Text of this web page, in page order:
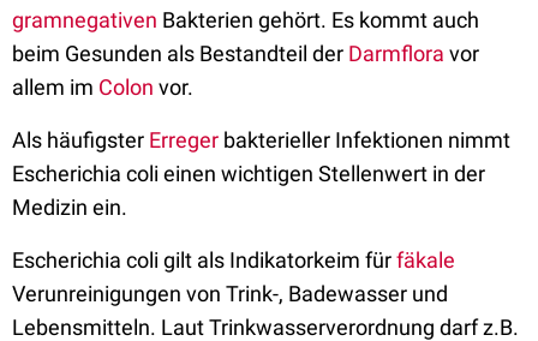
gramnegativen Bakterien gehört. Es kommt auch
beim Gesunden als Bestandteil der Darmflora vor
allem im Colon vor.
Als häufigster Erreger bakterieller Infektionen nimmt
Escherichia coli einen wichtigen Stellenwert in der
Medizin ein.
Escherichia coli gilt als Indikatorkeim fürfäkale
Verunreinigungen von Trink-, Badewasser und
Lebensmitteln. Laut Trinkwasserverordnung darf z.B.